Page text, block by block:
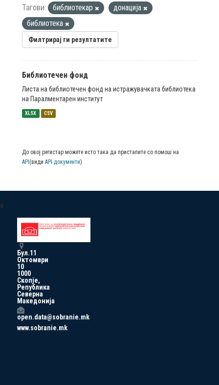
Тагови:
библиотекар
донација
библиотека
Филтрирај ги резултатите
Библиотечен фонд
Листа на библиотечен фонд на истражувачката библиотека
на Паралментарен институт
XLSX CSV
До овој регистар можете исто така да пристапите со помош на
API (види API документи)
a
Бул.11
Октомври
10
1000
Скопје,
Република
Северна
Македонија
open.data@sobranie.mk
www.sobranie.mk